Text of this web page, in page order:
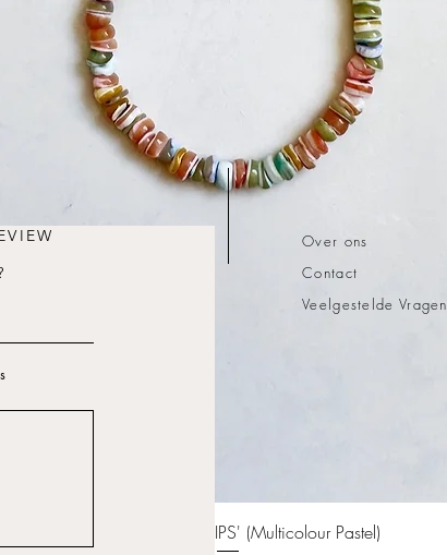
Quick View
Bracelet 'SHELL CHIPS' (Multicolour Pastel)
Over ons
Contact
Veelgestelde Vragen